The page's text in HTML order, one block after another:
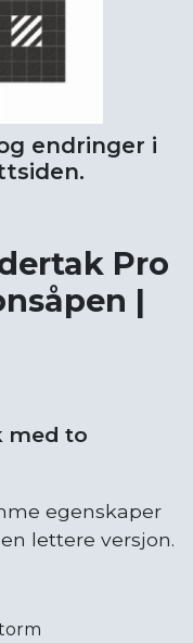
endringer i
Pro
|
med to
egenskaper
lettere versjon.